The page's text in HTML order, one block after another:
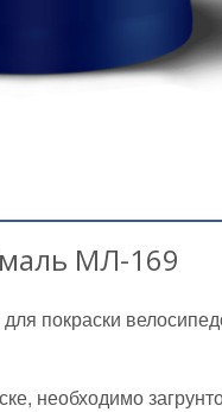
МЛ-169
покраски
необходимо